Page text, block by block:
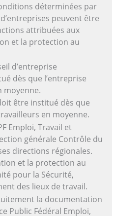
déterminées par
peuvent être
attribuées aux
et la protection au
d’entreprise
dès que l’entreprise
moyenne.
être institué dès que
en moyenne.
Emploi, Travail et
générale Contrôle du
directions régionales.
et la protection au
pour la Sécurité,
des lieux de travail.
la documentation
Public Fédéral Emploi,